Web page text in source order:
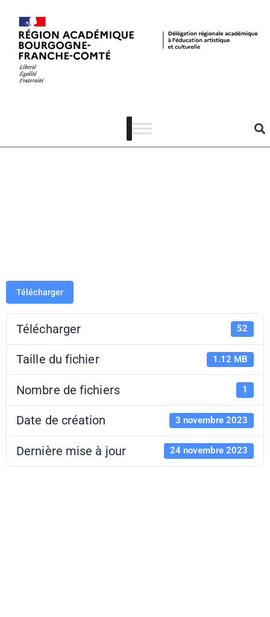
Échappée
littéraire –
dossier
Télécharger
Télécharger 52
Taille du fichier 1.12 MB
Nombre de fichiers 1
Date de création 3 novembre 2023
Dernière mise à jour 24 novembre 2023